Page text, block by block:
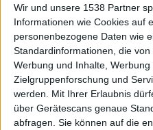
Wir und unsere 1538 Partner
Informationen wie Cookies auf
personenbezogene Daten wie
Standardinformationen, die
Werbung und Inhalte, Werbung
Zielgruppenforschung und
werden.
Mit Ihrer Erlaubnis
über Gerätescans genaue
abfragen. Sie können auf die
Sabine
Newsletter abonnieren